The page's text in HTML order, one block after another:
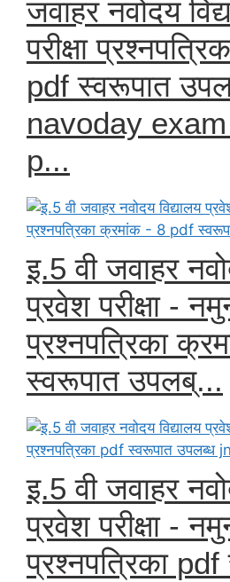
जवाहर नवोदय
परीक्षा
pdf स्वरूपात
navoday
p...
इ.5 वी जवाहर
प्रवेश परीक्षा -
प्रश्नपत्रिका
स्वरूपात उपलब्...
इ.5 वी जवाहर
प्रवेश परीक्षा -
प्रश्नपत्रिका